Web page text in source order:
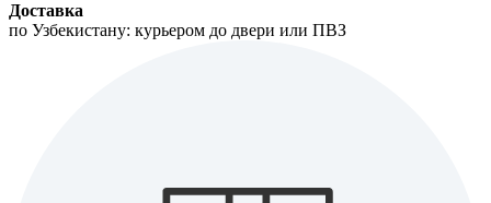
Доставка
по Узбекистану: курьером до двери или ПВЗ